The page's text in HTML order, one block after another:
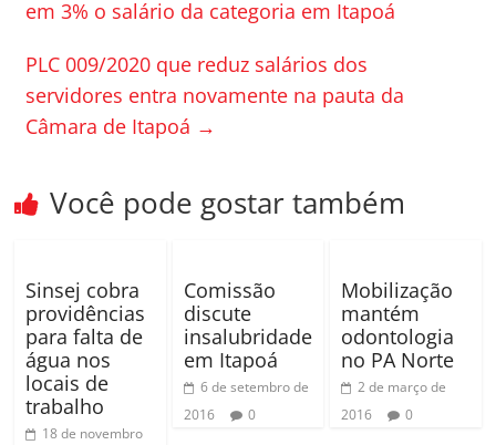
o
k
h
ar
em 3% o salário da categoria em Itapoá
PLC 009/2020 que reduz salários dos
servidores entra novamente na pauta da
Câmara de Itapoá →
Você pode gostar também
Sinsej cobra
providências
para falta de
água nos
locais de
trabalho
18 de novembro
Comissão
discute
insalubridade
em Itapoá
6 de setembro de
2016
0
Mobilização
mantém
odontologia
no PA Norte
2 de março de
2016
0